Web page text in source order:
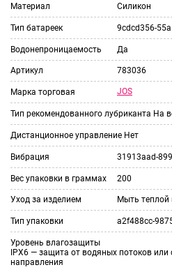
Материал Силикон
Тип батареек 9cdcd356-
Водонепроницаемость Да
Артикул 783036
Марка торговая JOS
Тип рекомендованного лубриканта На
Дистанционное управление Нет
Вибрация 31913aad-
Вес упаковки в граммах 200
Уход за изделием Мыть
Тип упаковки a2f488cc-
Уровень влагозащиты
IPX6 — защита от водяных потоков
направления